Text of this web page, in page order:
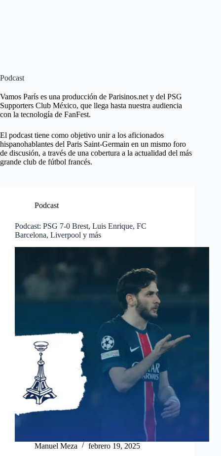
Podcast
Vamos París es una producción de Parisinos.net y del PSG
Supporters Club México, que llega hasta nuestra audiencia
con la tecnología de FanFest.
El podcast tiene como objetivo unir a los aficionados
hispanohablantes del Paris Saint-Germain en un mismo foro
de discusión, a través de una cobertura a la actualidad del más
grande club de fútbol francés.
Podcast
Podcast: PSG 7-0 Brest, Luis Enrique, FC
Barcelona, Liverpool y más
Manuel Meza febrero 19, 2025